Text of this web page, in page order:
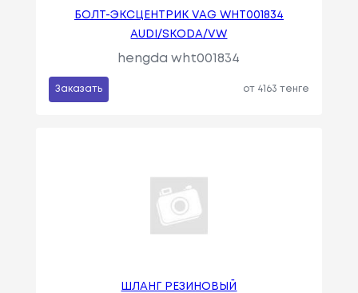
БОЛТ-ЭКСЦЕНТРИК VAG WHT001834
AUDI/SKODA/VW
hengda wht001834
Заказать от 4163 тенге
ШЛАНГ РЕЗИНОВЫЙ